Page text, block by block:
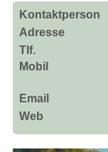
Kontaktperson
Adresse
Tlf.
Mobil
Email
Web